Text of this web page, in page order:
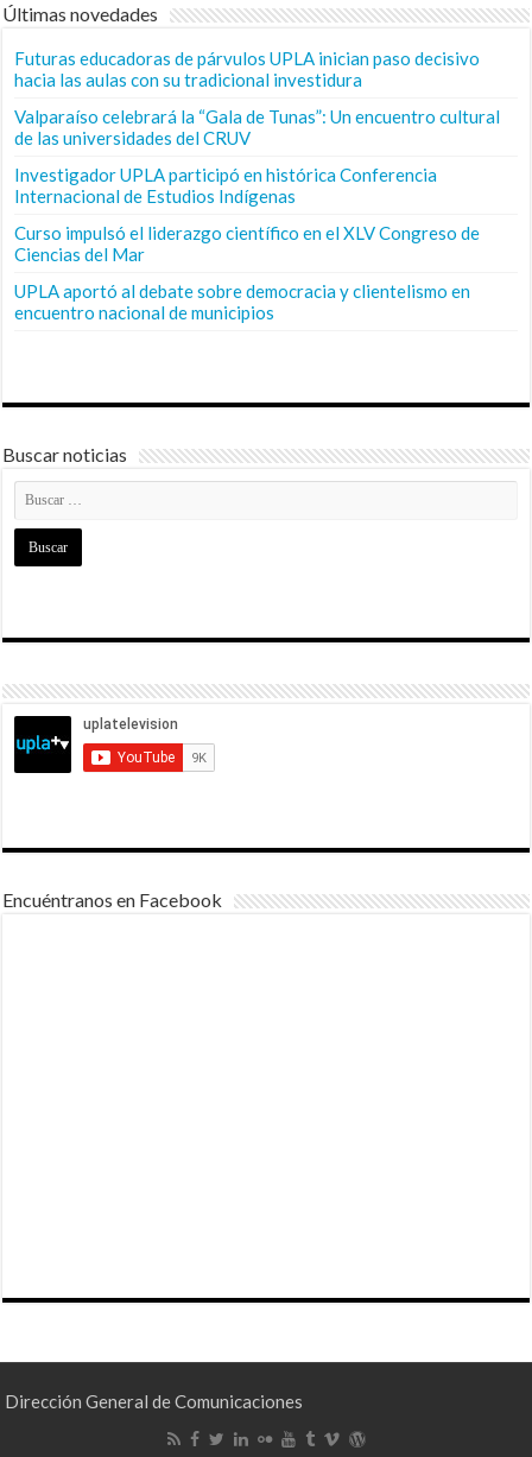
Últimas novedades
Futuras educadoras de párvulos UPLA inician paso decisivo
hacia las aulas con su tradicional investidura
Valparaíso celebrará la “Gala de Tunas”: Un encuentro cultural
de las universidades del CRUV
Investigador UPLA participó en histórica Conferencia
Internacional de Estudios Indígenas
Curso impulsó el liderazgo científico en el XLV Congreso de
Ciencias del Mar
UPLA aportó al debate sobre democracia y clientelismo en
encuentro nacional de municipios
Buscar noticias
Encuéntranos en Facebook
Dirección General de Comunicaciones